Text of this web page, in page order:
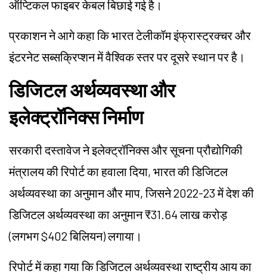
ऑप्टिकल फाइबर केबल बिछाई गई है।
प्रकाशन ने आगे कहा कि भारत टेलीकॉम इंफ्रास्ट्रक्चर और
इंटरनेट सब्सक्रिप्शन में वैश्विक स्तर पर दूसरे स्थान पर है।
डिजिटल अर्थव्यवस्था और
इलेक्ट्रॉनिक्स निर्माण
सरकारी दस्तावेज ने इलेक्ट्रॉनिक्स और सूचना प्रौद्योगिकी
मंत्रालय की रिपोर्ट का हवाला दिया, भारत की डिजिटल
अर्थव्यवस्था का अनुमान और माप, जिसने 2022-23 में देश की
डिजिटल अर्थव्यवस्था का अनुमान ₹31.64 लाख करोड़
(लगभग $402 बिलियन) लगाया।
रिपोर्ट में कहा गया कि डिजिटल अर्थव्यवस्था राष्ट्रीय आय का